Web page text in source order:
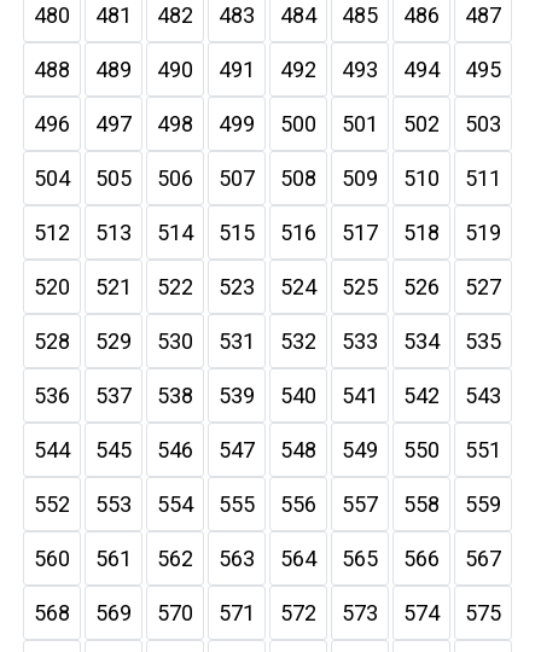
480 481 482 483 484 485 486 487
488 489 490 491 492 493 494 495
496 497 498 499 500 501 502 503
504 505 506 507 508 509 510 511
512 513 514 515 516 517 518 519
520 521 522 523 524 525 526 527
528 529 530 531 532 533 534 535
536 537 538 539 540 541 542 543
544 545 546 547 548 549 550 551
552 553 554 555 556 557 558 559
560 561 562 563 564 565 566 567
568 569 570 571 572 573 574 575